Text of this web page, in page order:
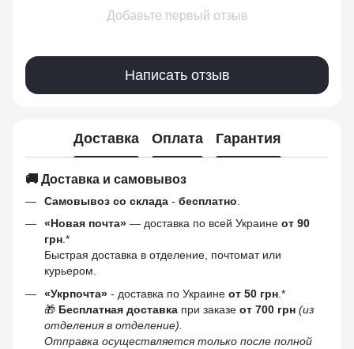
Добавьте первый отзыв
Написать отзыв
Доставка Оплата Гарантия
🚚 Доставка и самовывоз
Самовывоз со склада - бесплатно
«Новая почта» — доставка по всей Украине от 90
грн.*
Быстрая доставка в отделение, почтомат или
курьером.
«Укрпочта» - доставка по Украине от 50 грн .*
🎁 Бесплатная доставка при заказе от 700 грн (из
отделения в отделение).
Отправка осуществляется только после полной